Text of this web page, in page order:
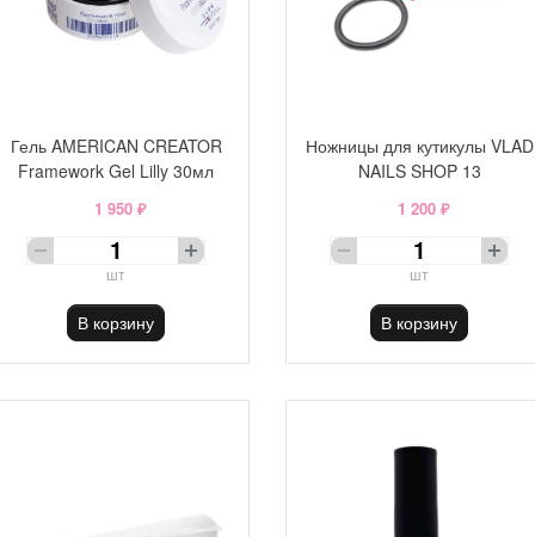
Гель AMERICAN CREATOR
Framework Gel Lilly 30мл
1 950 ₽
шт
В корзину
Ножницы для кутикулы VLAD
NAILS SHOP 13
1 200 ₽
шт
В корзину